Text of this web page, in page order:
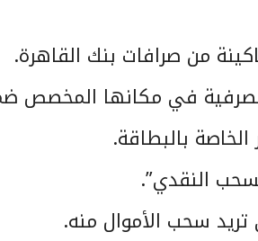
من صرافات بنك القاهرة.
في مكانها المخصص
بالبطاقة.
النقدي”.
تريد سحب الأموال منه.